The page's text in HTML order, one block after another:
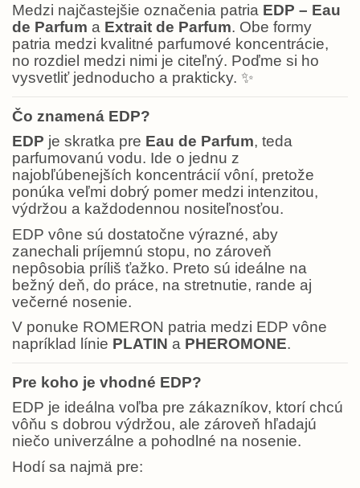
Medzi najčastejšie označenia patria EDP – Eau
de Parfum a Extrait de Parfum. Obe formy
patria medzi kvalitné parfumové koncentrácie,
no rozdiel medzi nimi je citeľný. Poďme si ho
vysvetliť jednoducho a prakticky. ✨
Čo znamená EDP?
EDP je skratka pre Eau de Parfum, teda
parfumovanú vodu. Ide o jednu z
najobľúbenejších koncentrácií vôní, pretože
ponúka veľmi dobrý pomer medzi intenzitou,
výdržou a každodennou nositeľnosťou.
EDP vône sú dostatočne výrazné, aby
zanechali príjemnú stopu, no zároveň
nepôsobia príliš ťažko. Preto sú ideálne na
bežný deň, do práce, na stretnutie, rande aj
večerné nosenie.
V ponuke ROMERON patria medzi EDP vône
napríklad línie PLATIN a PHEROMONE.
Pre koho je vhodné EDP?
EDP je ideálna voľba pre zákazníkov, ktorí chcú
vôňu s dobrou výdržou, ale zároveň hľadajú
niečo univerzálne a pohodlné na nosenie.
Hodí sa najmä pre: